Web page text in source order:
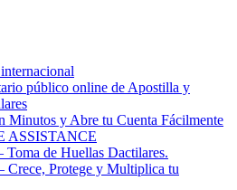
público online de Apostilla y
Minutos y Abre tu Cuenta Fácilmente
ASSISTANCE
Toma de Huellas Dactilares.
Crece, Protege y Multiplica tu